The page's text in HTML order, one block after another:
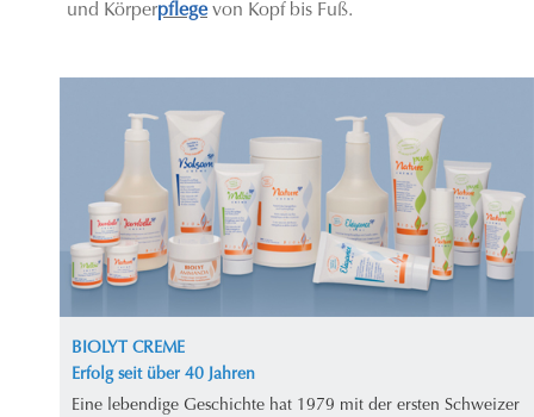
und Körperpflegevon Kopf bis Fuß.
BIOLYT CREME
Erfolg seit über 40 Jahren
Eine lebendige Geschichte hat 1979 mit der ersten Schweizer